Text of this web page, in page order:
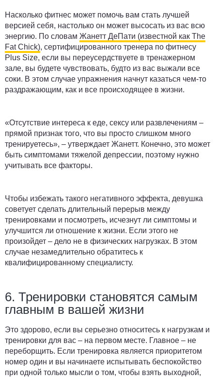
Насколько фитнес может помочь вам стать лучшей
версией себя, настолько он может высосать из вас всю
энергию. По словам Жанетт ДеПати (известной как The
Fat Chick), сертифицированного тренера по фитнесу
Plus Size, если вы переусердствуете в тренажерном
зале, вы будете чувствовать, будто из вас выжали все
соки. В этом случае упражнения начнут казаться чем-то
раздражающим, как и все происходящее в жизни.
«Отсутствие интереса к еде, сексу или развлечениям –
прямой признак того, что вы просто слишком много
тренируетесь», – утверждает Жанетт. Конечно, это может
быть симптомами тяжелой депрессии, поэтому нужно
учитывать все факторы.
Чтобы избежать такого негативного эффекта, девушка
советует сделать длительный перерыв между
тренировками и посмотреть, исчезнут ли симптомы и
улучшится ли отношение к жизни. Если этого не
произойдет – дело не в физических нагрузках. В этом
случае незамедлительно обратитесь к
квалифицированному специалисту.
6. Тренировки становятся самым
главным в вашей жизни
Это здорово, если вы серьезно относитесь к нагрузкам и
тренировки для вас – на первом месте. Главное – не
переборщить. Если тренировка является приоритетом
номер один и вы начинаете испытывать беспокойство
при одной только мысли о том, чтобы взять выходной,